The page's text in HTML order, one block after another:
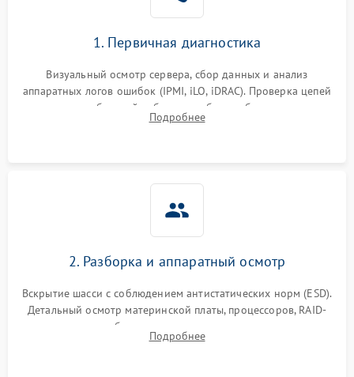
1. Первичная диагностика
Визуальный осмотр сервера, сбор данных и анализ
аппаратных логов ошибок (IPMI, iLO, iDRAC). Проверка цепей
питания и базовой работоспособности без вскрытия
корпуса для быстрой локализации сбоя.
Подробнее
2. Разборка и аппаратный осмотр
Вскрытие шасси с соблюдением антистатических норм (ESD).
Детальный осмотр материнской платы, процессоров, RAID-
контроллеров и блоков питания на наличие термических
повреждений, прогаров или окислений.
Подробнее